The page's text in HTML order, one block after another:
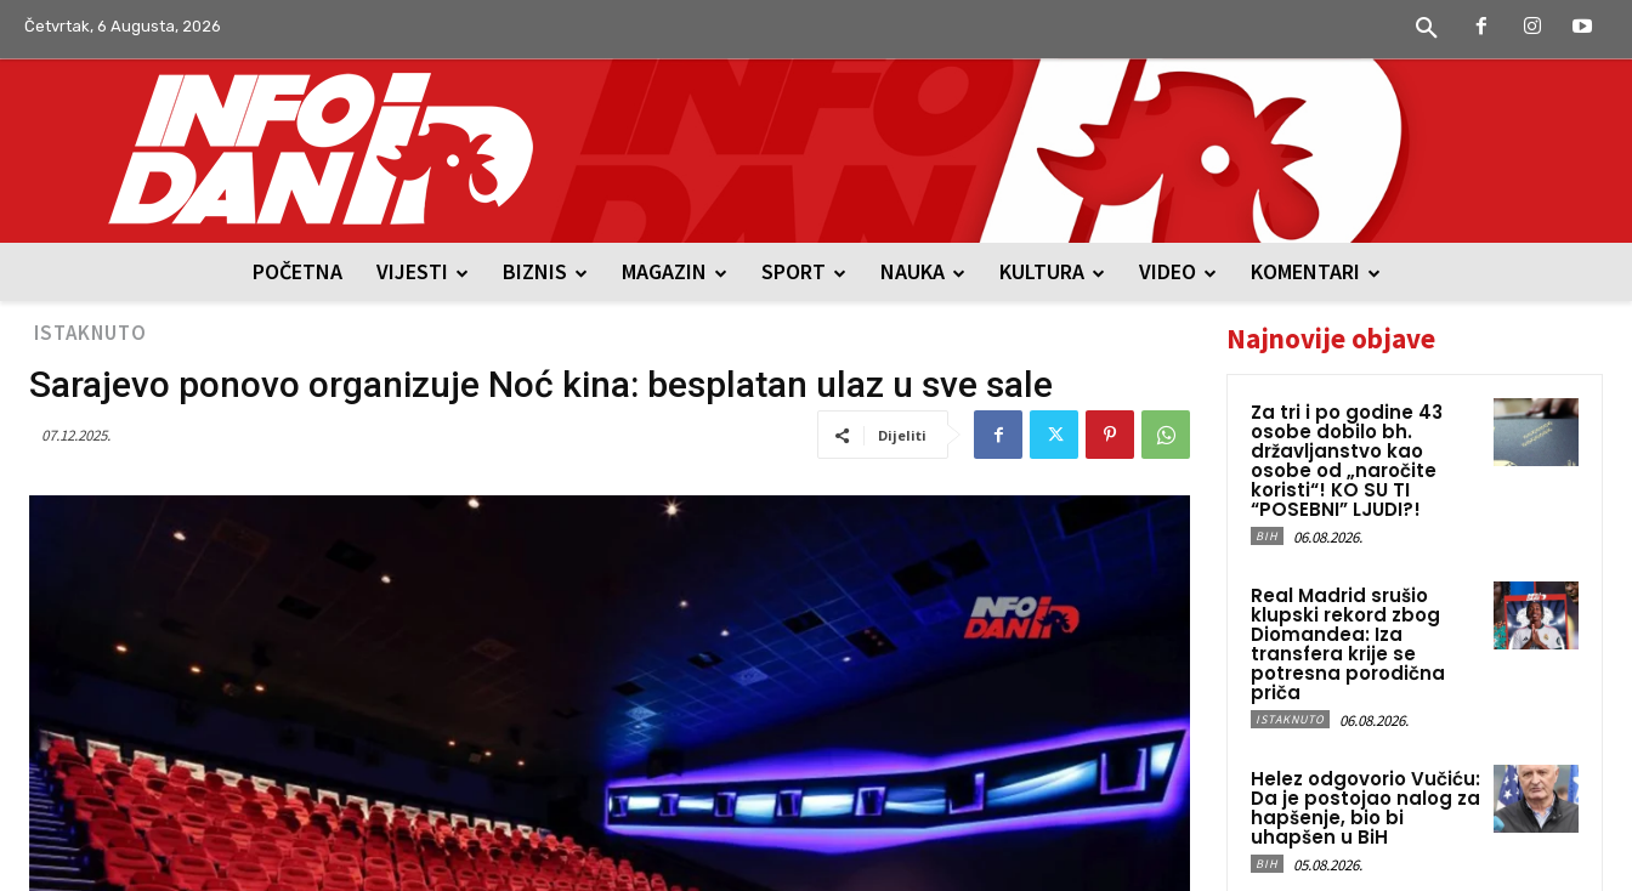
Četvrtak, 6 Augusta, 2026
POČETNA VIJESTI BIZNIS MAGAZIN SPORT NAUKA KULTURA VIDEO KOMENTARI
ISTAKNUTO
Sarajevo ponovo organizuje Noć kina: besplatan ulaz u sve sale
07.12.2025. Dijeliti
Najnovije objave
Za tri i po godine 43
osobe dobilo bh.
državljanstvo kao
osobe od „naročite
koristi“! KO SU TI
“POSEBNI” LJUDI?!
BIH 06.08.2026.
Real Madrid srušio
klupski rekord zbog
Diomandea: Iza
transfera krije se
potresna porodična
priča
ISTAKNUTO 06.08.2026.
Helez odgovorio Vučiću:
Da je postojao nalog za
hapšenje, bio bi
uhapšen u BiH
BIH 05.08.2026.